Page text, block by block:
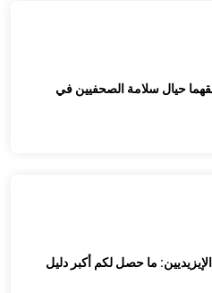
حيال سلامة الصحفيين في
ما حصل لكم أكبر دليل